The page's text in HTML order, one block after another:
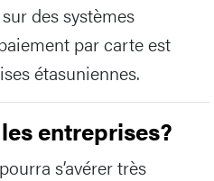
des systèmes
par carte est
étasuniennes.
entreprises?
s’avérer très